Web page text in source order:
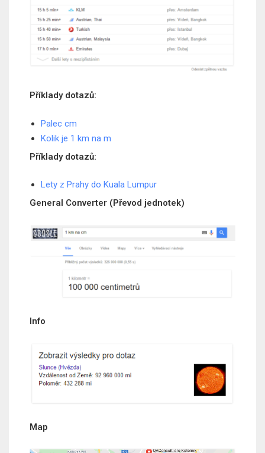
Příklady dotazů:
Palec cm
Kolik je 1 km na m
Příklady dotazů:
Lety z Prahy do Kuala Lumpur
General Converter (Převod jednotek)
Info
Map